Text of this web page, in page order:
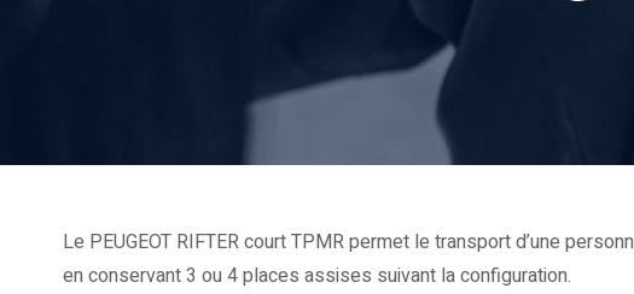
Le PEUGEOT RIFTER court TPMR permet le transport d’une
en conservant 3 ou 4 places assises suivant la configuration.